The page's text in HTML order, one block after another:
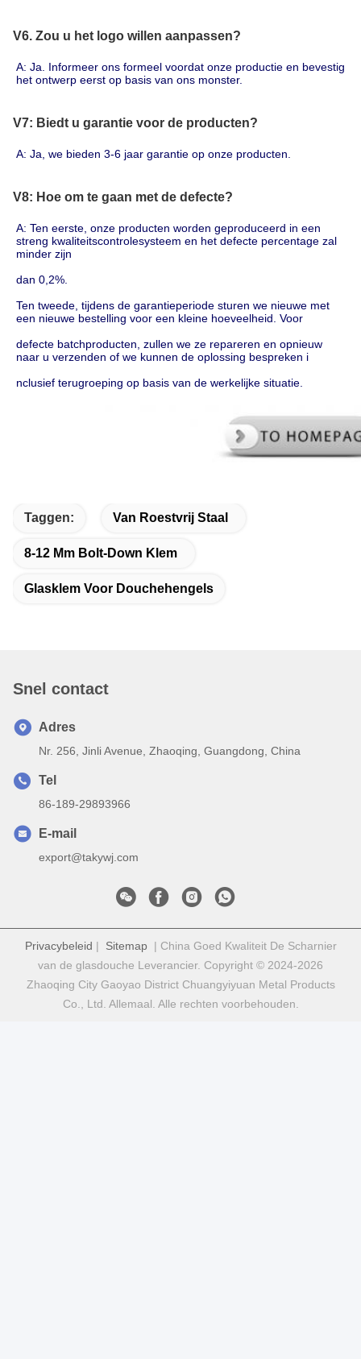
V6. Zou u het logo willen aanpassen?
A: Ja. Informeer ons formeel voordat onze productie en bevestig
het ontwerp eerst op basis van ons monster.
V7: Biedt u garantie voor de producten?
A: Ja, we bieden 3-6 jaar garantie op onze producten.
V8: Hoe om te gaan met de defecte?
A: Ten eerste, onze producten worden geproduceerd in een
streng kwaliteitscontrolesysteem en het defecte percentage zal
minder zijn
dan 0,2%.
Ten tweede, tijdens de garantieperiode sturen we nieuwe met
een nieuwe bestelling voor een kleine hoeveelheid. Voor
defecte batchproducten, zullen we ze repareren en opnieuw
naar u verzenden of we kunnen de oplossing bespreken i
nclusief terugroeping op basis van de werkelijke situatie.
Taggen: Van Roestvrij Staal
8-12 Mm Bolt-Down Klem
Glasklem Voor Douchehengels
Snel contact
Adres
Nr. 256, Jinli Avenue, Zhaoqing, Guangdong, China
Tel
86-189-29893966
E-mail
export@takywj.com
Privacybeleid | Sitemap| China Goed Kwaliteit De Scharnier
van de glasdouche Leverancier. Copyright © 2024-2026
Zhaoqing City Gaoyao District Chuangyiyuan Metal Products
Co., Ltd. Allemaal. Alle rechten voorbehouden.